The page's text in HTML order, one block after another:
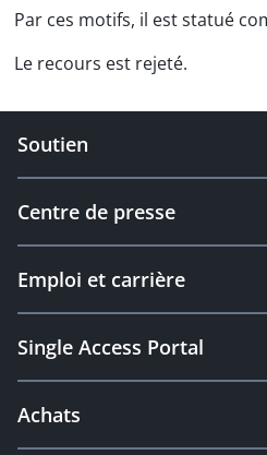
Par ces motifs, il est statué
Le recours est rejeté.
Soutien
Centre de presse
Emploi et carrière
Single Access Portal
Achats